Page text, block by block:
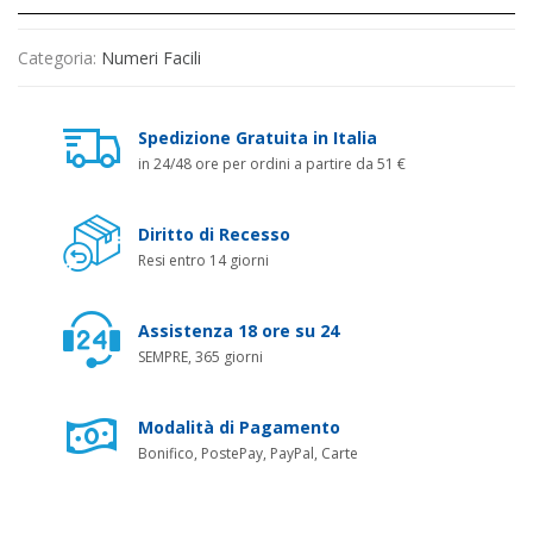
Categoria: Numeri Facili
Spedizione Gratuita in Italia
in 24/48 ore per ordini a partire da 51 €
Diritto di Recesso
Resi entro 14 giorni
Assistenza 18 ore su 24
SEMPRE, 365 giorni
Modalità di Pagamento
Bonifico, PostePay, PayPal, Carte